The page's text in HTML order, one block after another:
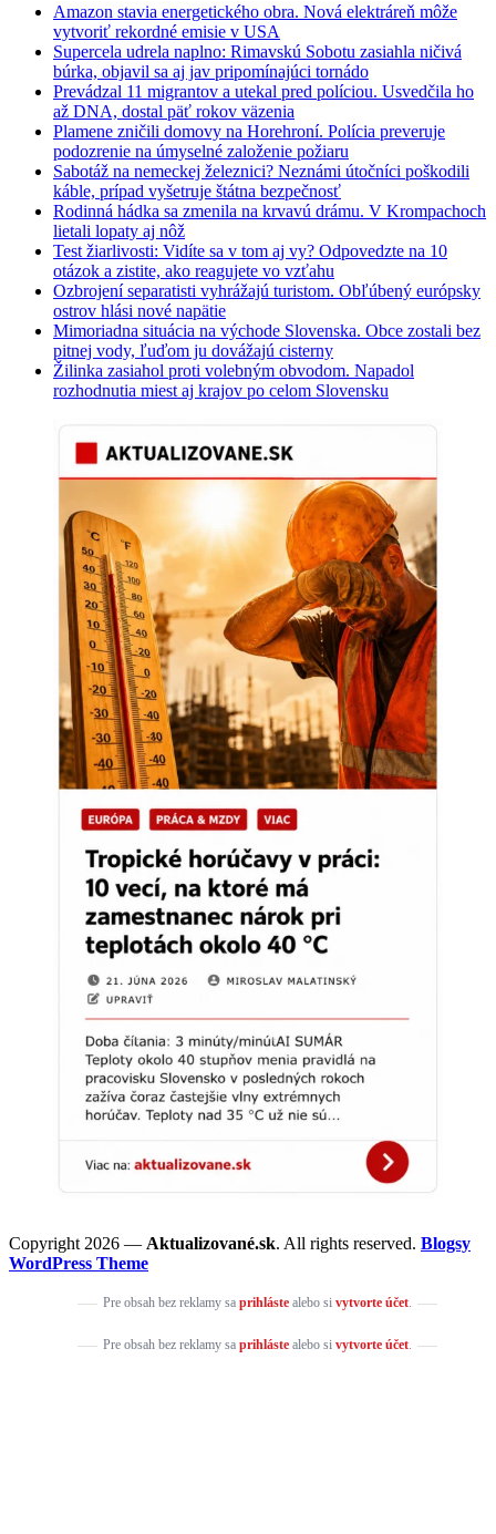
Amazon stavia energetického obra. Nová elektráreň môže
vytvoriť rekordné emisie v USA
Supercela udrela naplno: Rimavskú Sobotu zasiahla ničivá
búrka, objavil sa aj jav pripomínajúci tornádo
Prevádzal 11 migrantov a utekal pred políciou. Usvedčila ho
až DNA, dostal päť rokov väzenia
Plamene zničili domovy na Horehroní. Polícia preveruje
podozrenie na úmyselné založenie požiaru
Sabotáž na nemeckej železnici? Neznámi útočníci poškodili
káble, prípad vyšetruje štátna bezpečnosť
Rodinná hádka sa zmenila na krvavú drámu. V Krompachoch
lietali lopaty aj nôž
Test žiarlivosti: Vidíte sa v tom aj vy? Odpovedzte na 10
otázok a zistite, ako reagujete vo vzťahu
Ozbrojení separatisti vyhrážajú turistom. Obľúbený európsky
ostrov hlási nové napätie
Mimoriadna situácia na východe Slovenska. Obce zostali bez
pitnej vody, ľuďom ju dovážajú cisterny
Žilinka zasiahol proti volebným obvodom. Napadol
rozhodnutia miest aj krajov po celom Slovensku
Copyright 2026 — Aktualizované.sk. All rights reserved. Blogsy
WordPress Theme
Pre obsah bez reklamy sa prihlástealebo si vytvorte účet.